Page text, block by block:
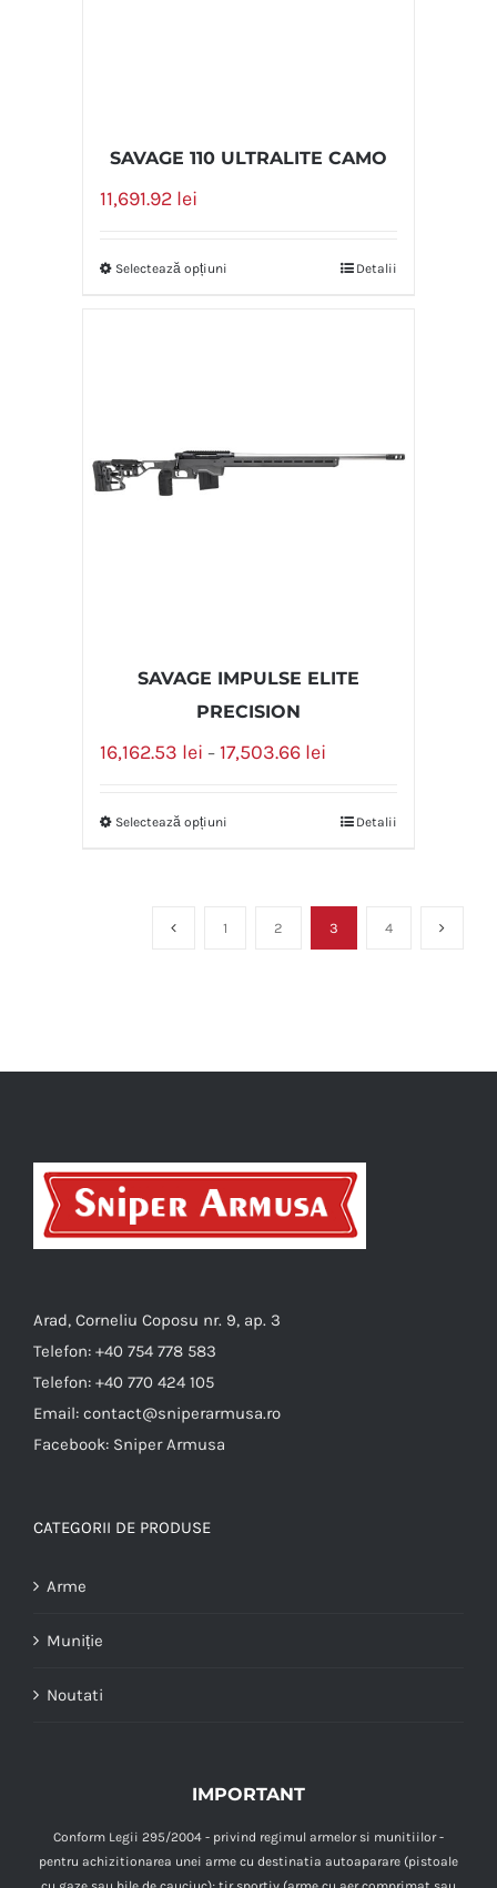
SAVAGE 110 ULTRALITE CAMO
11,691.92 lei
Selectează opțiuni Detalii
SAVAGE IMPULSE ELITE
PRECISION
16,162.53 lei – 17,503.66 lei
Selectează opțiuni Detalii
1 2 3 4
Arad, Corneliu Coposu nr. 9, ap. 3
Telefon: +40 754 778 583
Telefon: +40 770 424 105
Email: contact@sniperarmusa.ro
Facebook: Sniper Armusa
CATEGORII DE PRODUSE
Arme
Muniție
Noutati
IMPORTANT
Conform Legii 295/2004 - privind regimul armelor si munitiilor -
pentru achizitionarea unei arme cu destinatia autoaparare (pistoale